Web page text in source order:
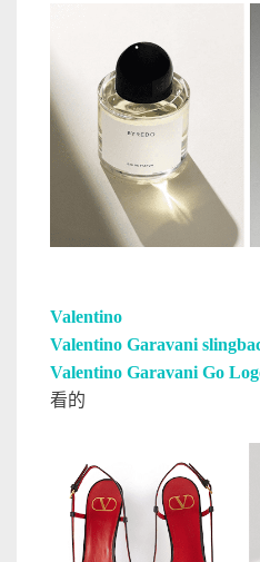
Valentino
Valentino Garavani
Valentino Garavani Go
看的